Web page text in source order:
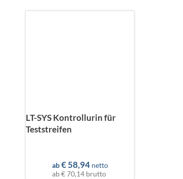
LT-SYS Kontrollurin für
Teststreifen
ab €58,94 netto
ab€ 70,14 brutto